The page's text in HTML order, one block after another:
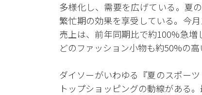
多様化し、需要を広げている。夏
繁忙期の効果を享受している。今
売上は、前年同期比で約100%急
どのファッション小物も約50%の高
ダイソーがいわゆる『夏のスポー
トップショッピングの動線がある